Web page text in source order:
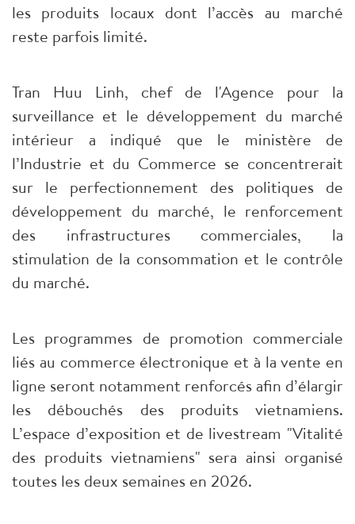
les produits locaux dont l’accès au marché
reste parfois limité.
Tran Huu Linh, chef de l'Agence pour la
surveillance et le développement du marché
intérieur a indiqué que le ministère de
l’Industrie et du Commerce se concentrerait
sur le perfectionnement des politiques de
développement du marché, le renforcement
des infrastructures commerciales, la
stimulation de la consommation et le contrôle
du marché.
Les programmes de promotion commerciale
liés au commerce électronique et à la vente en
ligne seront notamment renforcés afin d’élargir
les débouchés des produits vietnamiens.
L’espace d’exposition et de livestream "Vitalité
des produits vietnamiens" sera ainsi organisé
toutes les deux semaines en 2026.